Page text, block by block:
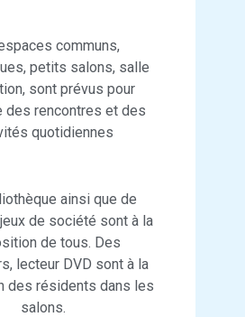
communs,
petits salons, salle
sont prévus pour
des rencontres et des
quotidiennes
ainsi que de
de société sont à la
de tous. Des
lecteur DVD sont à la
des résidents dans les
salons.